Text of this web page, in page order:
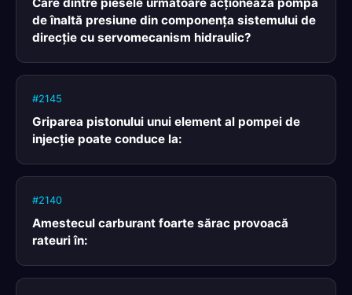
de înaltă presiune din componenţa sistemului de
direcţie cu servomecanism hidraulic?
#2145
Griparea pistonului unui element al pompei de
injecţie poate conduce la:
#2140
Amestecul carburant foarte sărac provoacă
rateuri în: